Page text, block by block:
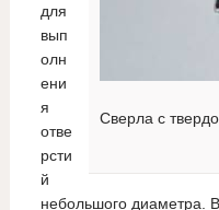
Сверла с
для
вып
олн
ени
я
отве
рсти
й
небольшого диаметра.